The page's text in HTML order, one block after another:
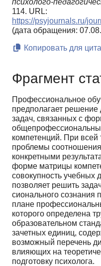
психолого-
114. URL:
https://psyjournals.ru/
(дата обращения:
Копировать для
Фрагмент
Профессиональное
предполагает решение
задач, связанных с
компетенций. При всей
проблемы
конкретными
форме матрицы
совокупность учеб­ных
позволяет решить
сионального сознания
плане
которого определена
образовательном
зачетных единиц,
возможный пе­речень
влияющих на
подготовку психолога.